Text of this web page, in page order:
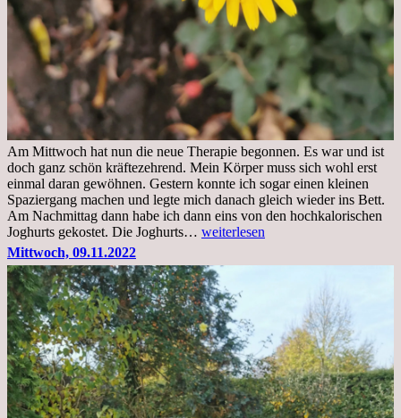
Am Mittwoch hat nun die neue Therapie begonnen. Es war und ist
doch ganz schön kräftezehrend. Mein Körper muss sich wohl erst
einmal daran gewöhnen. Gestern konnte ich sogar einen kleinen
Spaziergang machen und legte mich danach gleich wieder ins Bett.
Am Nachmittag dann habe ich dann eins von den hochkalorischen
Joghurts gekostet. Die Joghurts… Freitag,
Therapie
Beginn
gut
überstanden
weiterlesen
Mittwoch, 09.11.2022